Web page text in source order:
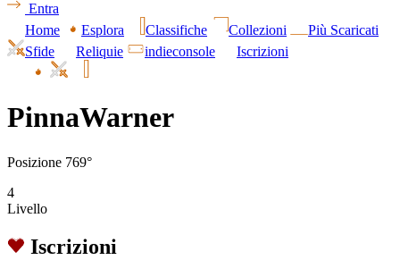
Entra
Home
Esplora Classifiche Collezioni
Più Scaricati
Sfide
Reliquie indieconsole Iscrizioni
PinnaWarner
Posizione 769°
4
Livello
Iscrizioni